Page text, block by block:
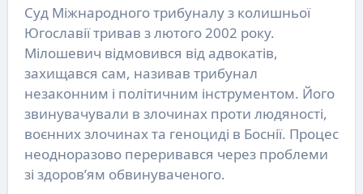
Суд Міжнародного трибуналу з колишньої
Югославії тривав з лютого 2002 року.
Мілошевич відмовився від адвокатів,
захищався сам, називав трибунал
незаконним і політичним інструментом. Його
звинувачували в злочинах проти людяності,
воєнних злочинах та геноциді в Боснії. Процес
неодноразово переривався через проблеми
зі здоров’ям обвинуваченого.